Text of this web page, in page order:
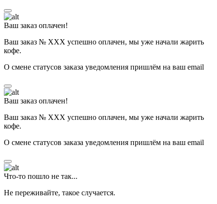
Ваш заказ оплачен!
Ваш заказ № ХХХ успешно оплачен, мы уже начали жарить
кофе.
О смене статусов заказа уведомления пришлём на ваш email
Ваш заказ оплачен!
Ваш заказ № ХХХ успешно оплачен, мы уже начали жарить
кофе.
О смене статусов заказа уведомления пришлём на ваш email
Что-то пошло не так...
Не переживайте, такое случается.